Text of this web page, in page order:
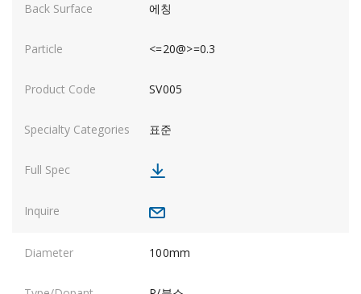
에칭
<=20@>=0.3
SV005
표준
100mm